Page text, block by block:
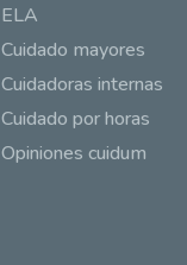
ELA
Cuidado mayores
Cuidadoras internas
Cuidado por horas
Opiniones cuidum